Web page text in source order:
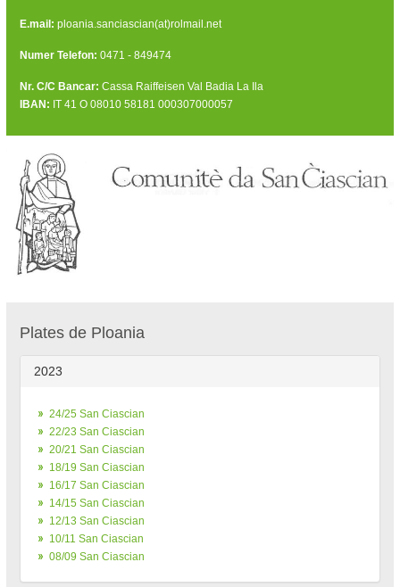
E.mail: ploania.sanciascian(at)rolmail.net
Numer Telefon: 0471 - 849474
Nr. C/C Bancar: Cassa Raiffeisen Val Badia La Ila
IBAN: IT 41 O 08010 58181 000307000057
Plates de Ploania
2023
24/25 San Ciascian
22/23 San Ciascian
20/21 San Ciascian
18/19 San Ciascian
16/17 San Ciascian
14/15 San Ciascian
12/13 San Ciascian
10/11 San Ciascian
08/09 San Ciascian